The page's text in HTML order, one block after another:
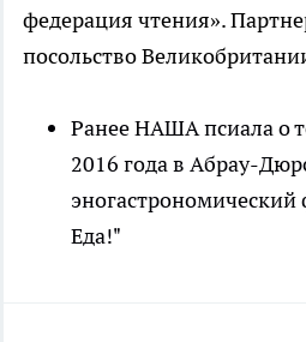
федерация чтения».
посольство
Ранее НАША псиала о
2016 года в Абрау-
эногастрономический
Еда!"